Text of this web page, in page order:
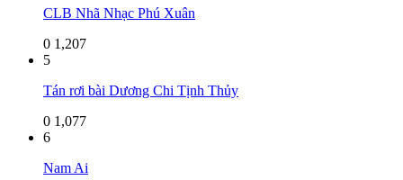
CLB Nhã Nhạc Phú Xuân
0 1,207
5
Tán rơi bài Dương Chi Tịnh Thủy
0 1,077
6
Nam Ai